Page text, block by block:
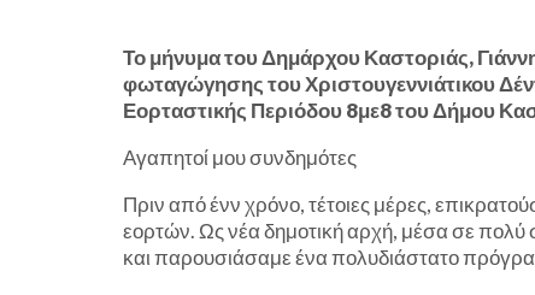
Το μήνυμα του Δημάρχου Καστοριάς,
φωταγώγησης του Χριστουγεννιάτικου
Εορταστικής Περιόδου 8με8 του Δήμου
Αγαπητοί μου συνδημότες
Πριν από ένν χρόνο, τέτοιες μέρες,
εορτών. Ως νέα δημοτική αρχή, μέσα σε
και παρουσιάσαμε ένα πολυδιάστατο